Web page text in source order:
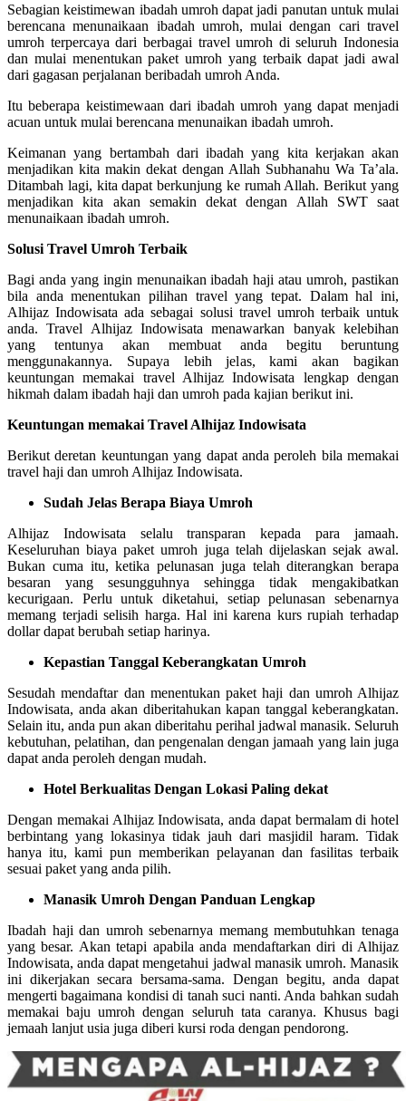
Sebagian keistimewan ibadah umroh dapat jadi panutan untuk mulai
berencana menunaikaan ibadah umroh, mulai dengan cari travel
umroh terpercaya dari berbagai travel umroh di seluruh Indonesia
dan mulai menentukan paket umroh yang terbaik dapat jadi awal
dari gagasan perjalanan beribadah umroh Anda.
Itu beberapa keistimewaan dari ibadah umroh yang dapat menjadi
acuan untuk mulai berencana menunaikan ibadah umroh.
Keimanan yang bertambah dari ibadah yang kita kerjakan akan
menjadikan kita makin dekat dengan Allah Subhanahu Wa Ta’ala.
Ditambah lagi, kita dapat berkunjung ke rumah Allah. Berikut yang
menjadikan kita akan semakin dekat dengan Allah SWT saat
menunaikaan ibadah umroh.
Solusi Travel Umroh Terbaik
Bagi anda yang ingin menunaikan ibadah haji atau umroh, pastikan
bila anda menentukan pilihan travel yang tepat. Dalam hal ini,
Alhijaz Indowisata ada sebagai solusi travel umroh terbaik untuk
anda. Travel Alhijaz Indowisata menawarkan banyak kelebihan
yang tentunya akan membuat anda begitu beruntung
menggunakannya. Supaya lebih jelas, kami akan bagikan
keuntungan memakai travel Alhijaz Indowisata lengkap dengan
hikmah dalam ibadah haji dan umroh pada kajian berikut ini.
Keuntungan memakai Travel Alhijaz Indowisata
Berikut deretan keuntungan yang dapat anda peroleh bila memakai
travel haji dan umroh Alhijaz Indowisata.
Sudah Jelas Berapa Biaya Umroh
Alhijaz Indowisata selalu transparan kepada para jamaah.
Keseluruhan biaya paket umroh juga telah dijelaskan sejak awal.
Bukan cuma itu, ketika pelunasan juga telah diterangkan berapa
besaran yang sesungguhnya sehingga tidak mengakibatkan
kecurigaan. Perlu untuk diketahui, setiap pelunasan sebenarnya
memang terjadi selisih harga. Hal ini karena kurs rupiah terhadap
dollar dapat berubah setiap harinya.
Kepastian Tanggal Keberangkatan Umroh
Sesudah mendaftar dan menentukan paket haji dan umroh Alhijaz
Indowisata, anda akan diberitahukan kapan tanggal keberangkatan.
Selain itu, anda pun akan diberitahu perihal jadwal manasik. Seluruh
kebutuhan, pelatihan, dan pengenalan dengan jamaah yang lain juga
dapat anda peroleh dengan mudah.
Hotel Berkualitas Dengan Lokasi Paling dekat
Dengan memakai Alhijaz Indowisata, anda dapat bermalam di hotel
berbintang yang lokasinya tidak jauh dari masjidil haram. Tidak
hanya itu, kami pun memberikan pelayanan dan fasilitas terbaik
sesuai paket yang anda pilih.
Manasik Umroh Dengan Panduan Lengkap
Ibadah haji dan umroh sebenarnya memang membutuhkan tenaga
yang besar. Akan tetapi apabila anda mendaftarkan diri di Alhijaz
Indowisata, anda dapat mengetahui jadwal manasik umroh. Manasik
ini dikerjakan secara bersama-sama. Dengan begitu, anda dapat
mengerti bagaimana kondisi di tanah suci nanti. Anda bahkan sudah
memakai baju umroh dengan seluruh tata caranya. Khusus bagi
jemaah lanjut usia juga diberi kursi roda dengan pendorong.